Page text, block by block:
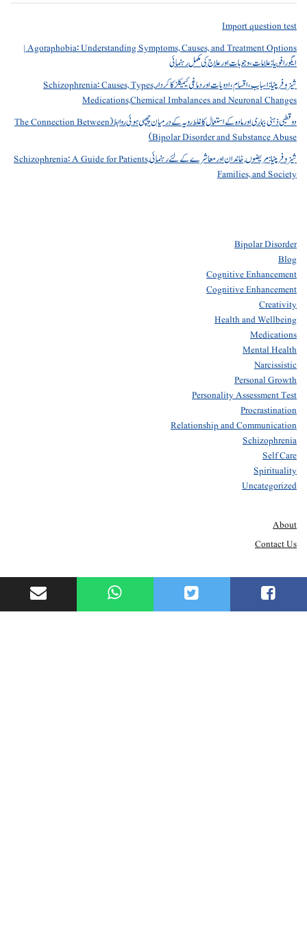
Import question test
Agoraphobia: Understanding Symptoms, Causes, and Treatment Options |
ایگورافوبیا: علامات، وجوہات اور علاج کی مکمل رہنمائی
شیزوفرینیا: اسباب، اقسام، ادویات اور دماغی کیمیکلز کا کردار Schizophrenia: Causes, Types,
Medications,Chemical Imbalances and Neuronal Changes
دو قطبی ذہنی بیماری اور مادہ کے استعمال کا غلط رویہ کے درمیان چھپی ہوئی روابط (The Connection Between
Bipolar Disorder and Substance Abuse)
شیزوفرینیا: مریضوں, خاندان اور معاشرے کے لئے رہنمائی Schizophrenia: A Guide for Patients,
Families, and Society
Bipolar Disorder
Blog
Cognitive Enhancement
Cognitive Enhancement
Creativity
Health and Wellbeing
Medications
Mental Health
Narcissistic
Personal Growth
Personality Assessment Test
Procrastination
Relationship and Communication
Schizophrenia
Self Care
Spirituality
Uncategorized
About
Contact Us